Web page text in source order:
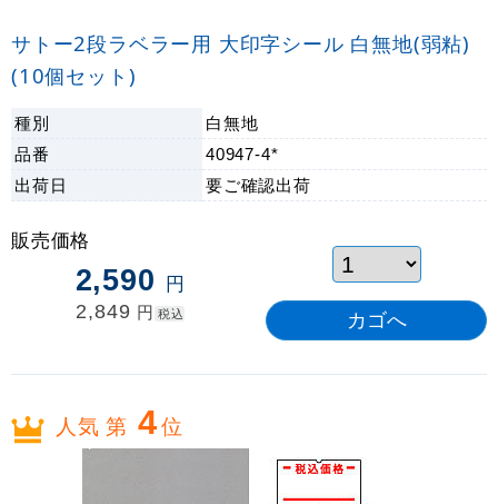
サトー2段ラベラー用 大印字シール 白無地(弱粘)
(10個セット)
種別
白無地
品番
40947-4*
出荷日 要ご確認出荷
販売価格
2,590 円
2,849 円 税込
人気 第 4位